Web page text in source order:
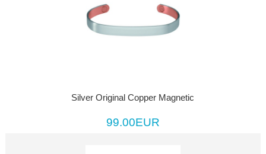
Silver Original Copper Magnetic
99.00EUR